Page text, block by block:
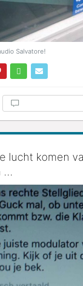
Salvatore!
lucht komen
…